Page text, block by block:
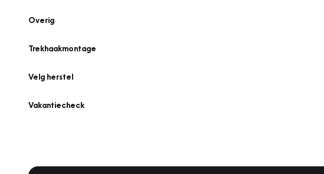
Overig
Trekhaakmontage
Velg herstel
Vakantiecheck